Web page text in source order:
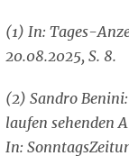
(1) In: Tages-
20.08.2025, S. 8.
(2) Sandro
laufen sehenden
In: